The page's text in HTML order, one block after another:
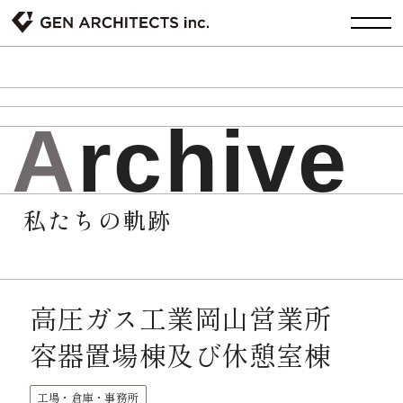
Archive
私たちの軌跡
高圧ガス工業岡山営業所
容器置場棟及び休憩室棟
工場・倉庫・事務所